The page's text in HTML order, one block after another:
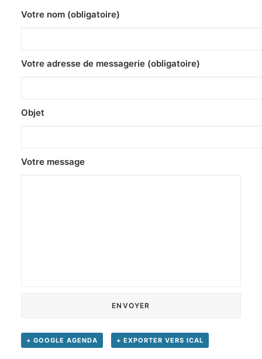
Votre nom (obligatoire)
Votre adresse de messagerie (obligatoire)
Objet
Votre message
+ GOOGLE AGENDA + EXPORTER VERS ICAL